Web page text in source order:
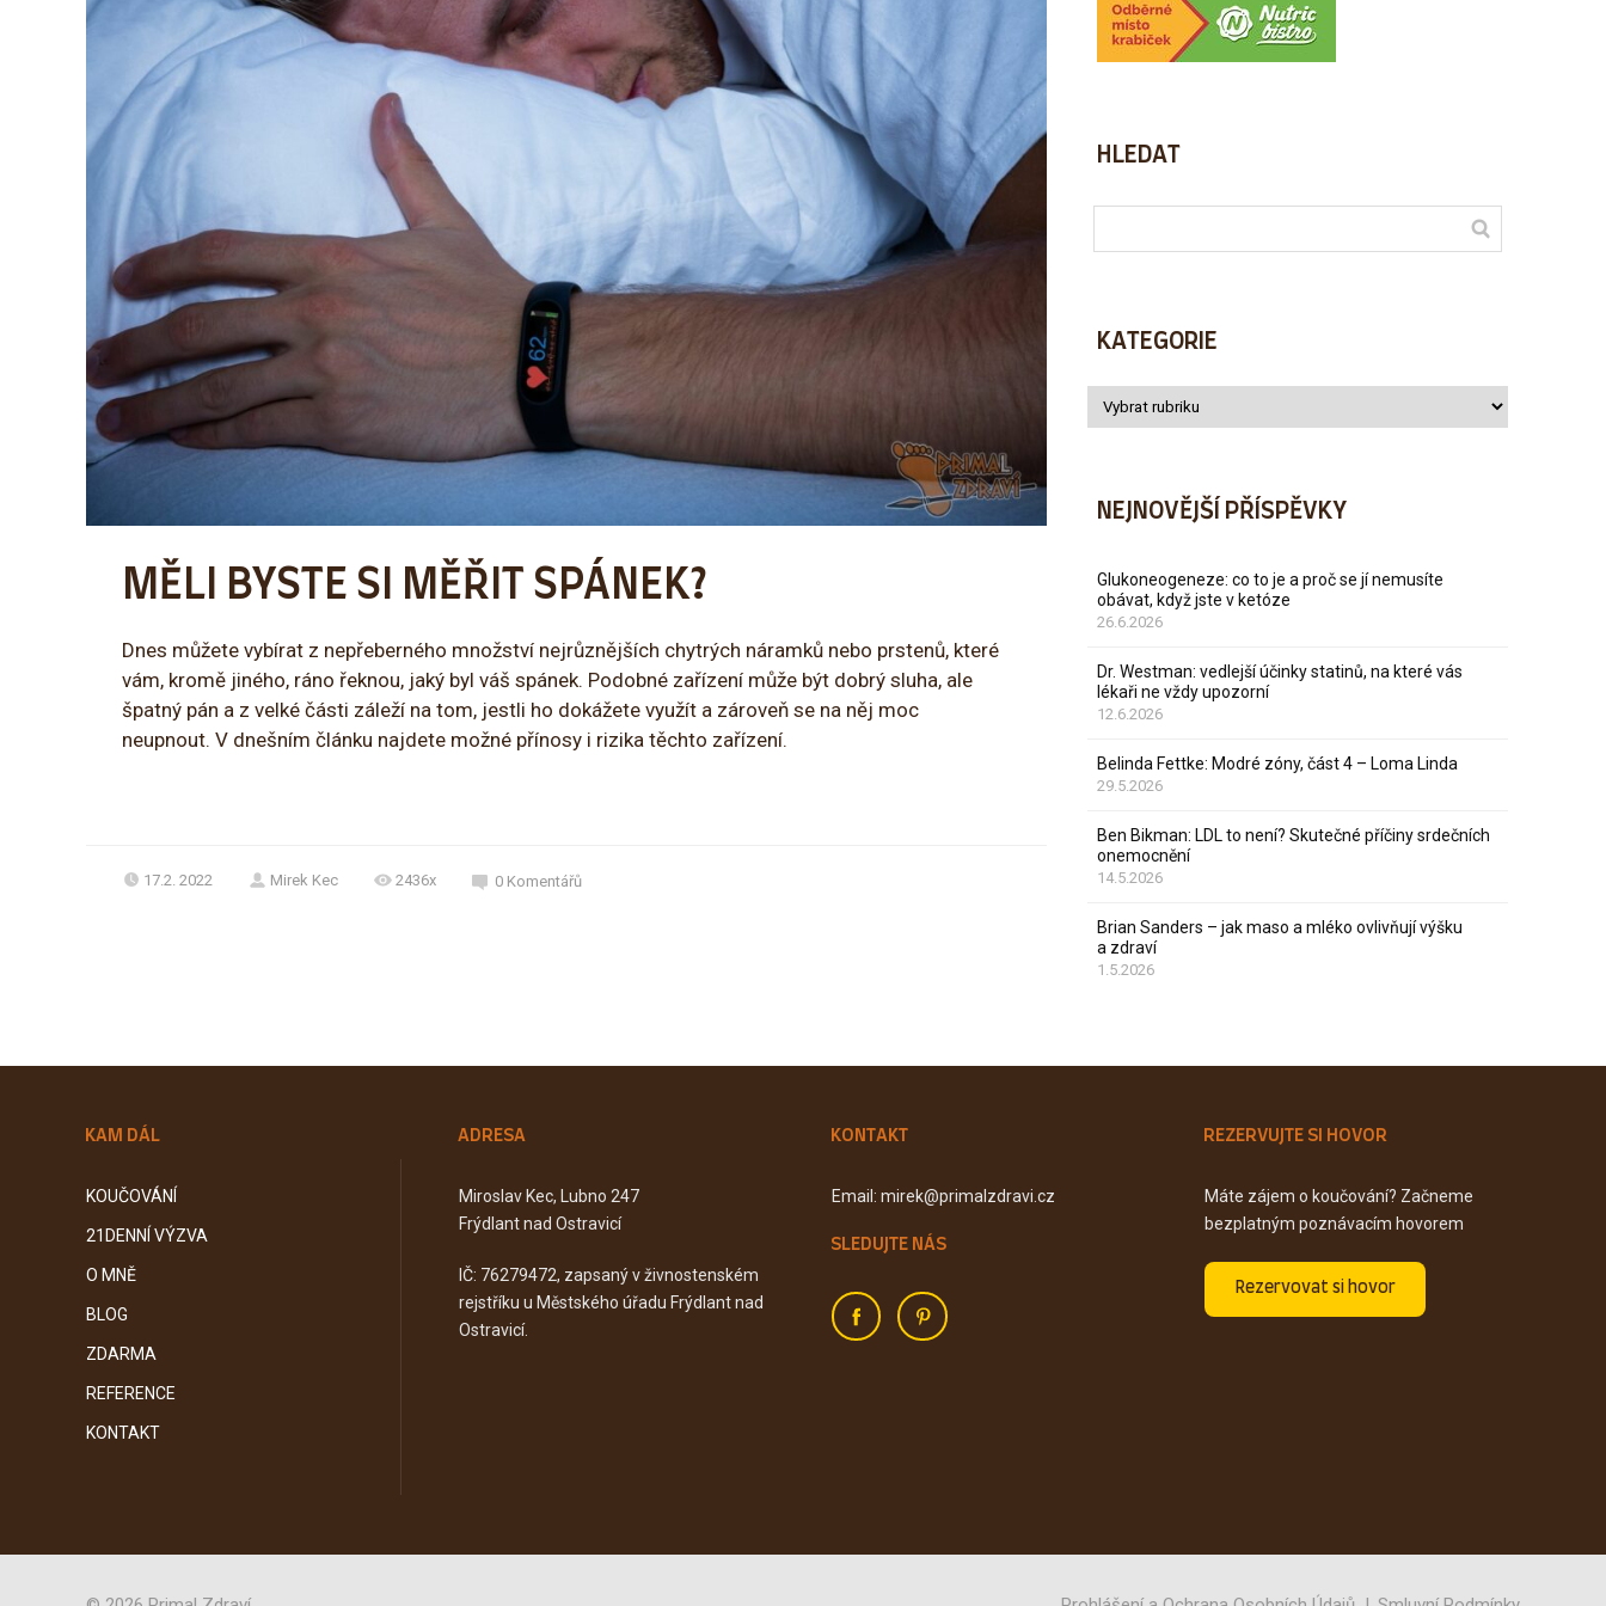
MĚLI BYSTE SI MĚŘIT SPÁNEK?
Dnes můžete vybírat z nepřeberného množství nejrůznějších chytrých náramků nebo prstenů, které
vám, kromě jiného, ráno řeknou, jaký byl váš spánek. Podobné zařízení může být dobrý sluha, ale
špatný pán a z velké části záleží na tom, jestli ho dokážete využít a zároveň se na něj moc
neupnout. V dnešním článku najdete možné přínosy i rizika těchto zařízení.
17.2. 2022 Mirek Kec 2436x 0 Komentářů
HLEDAT
KATEGORIE
NEJNOVĚJŠÍ PŘÍSPĚVKY
Glukoneogeneze: co to je a proč se jí nemusíte
obávat, když jste v ketóze
26.6.2026
Dr. Westman: vedlejší účinky statinů, na které vás
lékaři ne vždy upozorní
12.6.2026
Belinda Fettke: Modré zóny, část 4 – Loma Linda
29.5.2026
Ben Bikman: LDL to není? Skutečné příčiny srdečních
onemocnění
14.5.2026
Brian Sanders – jak maso a mléko ovlivňují výšku
a zdraví
1.5.2026
KAM DÁL
KOUČOVÁNÍ
21DENNÍ VÝZVA
O MNĚ
BLOG
ZDARMA
REFERENCE
KONTAKT
ADRESA
Miroslav Kec, Lubno 247
Frýdlant nad Ostravicí
IČ: 76279472, zapsaný v živnostenském
rejstříku u Městského úřadu Frýdlant nad
Ostravicí.
KONTAKT
Email: mirek@primalzdravi.cz
SLEDUJTE NÁS
REZERVUJTE SI HOVOR
Máte zájem o koučování? Začneme
bezplatným poznávacím hovorem
Rezervovat si hovor